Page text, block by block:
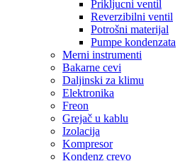
Prikljucni ventil
Reverzibilni ventil
Potrošni materijal
Pumpe kondenzata
Merni instrumenti
Bakarne cevi
Daljinski za klimu
Elektronika
Freon
Grejač u kablu
Izolacija
Kompresor
Kondenz crevo